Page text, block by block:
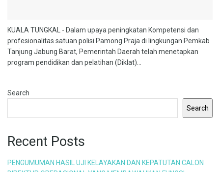
KUALA TUNGKAL - Dalam upaya peningkatan Kompetensi dan
profesionalitas satuan polisi Pamong Praja di lingkungan Pemkab
Tanjung Jabung Barat, Pemerintah Daerah telah menetapkan
program pendidikan dan pelatihan (Diklat)...
Search
Search
Recent Posts
PENGUMUMAN HASIL UJI KELAYAKAN DAN KEPATUTAN CALON